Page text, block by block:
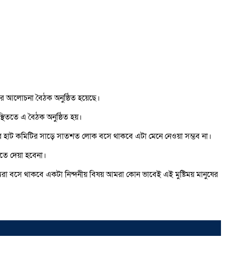
আলোচনা বৈঠক অনুষ্ঠিত হয়েছে।
এ বৈঠক অনুষ্ঠিত হয়।
কমিটির সাড়ে সাতশত লোক বসে থাকবে এটা মেনে নেওয়া সম্ভব না।
দেয়া হবেনা।
থাকবে একটা নিন্দনীয় বিষয় আমরা কোন ভাবেই এই মুষ্টিময় মানুষের